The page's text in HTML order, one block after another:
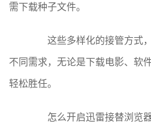
需下载种子文件。
这些多样化的接管方式，
不同需求，无论是下载电影、软
轻松胜任。
怎么开启迅雷接替浏览